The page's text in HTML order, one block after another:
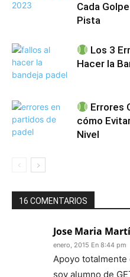
Cada
Pista
Los 3
Hacer la
Errores
cómo
Nivel
16 COMENTARIOS
Jose Maria
enero, 2015 En 8:44 pm
Apoyo totalmente
soy alumno de